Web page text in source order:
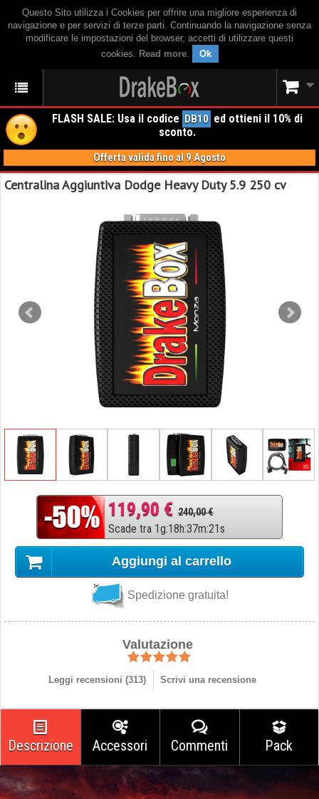
Questo Sito utilizza i Cookies per offrire una migliore esperienza di
navigazione e per servizi di terze parti. Continuando la navigazione senza
modificare le impostazioni del browser, accetti di utilizzare questi
cookies. Read more. Ok
FLASH SALE: Usa il codice DB10 ed ottieni il 10% di
sconto.
Offerta valida fino al 9 Agosto
Centralina Aggiuntiva Dodge Heavy Duty 5.9 250 cv
119,90 € 240,00 €
Scade tra 1g:18h:37m:20s
Aggiungi al carrello
Spedizione gratuita!
Valutazione
Leggi recensioni (313) Scrivi una recensione
Descrizione Accessori Commenti Pack